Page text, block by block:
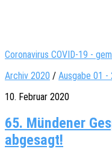
Coronavirus COVID-19 -
Archiv 2020 / Ausgabe 01 -
10. Februar 2020
65. Mündener
abgesagt!